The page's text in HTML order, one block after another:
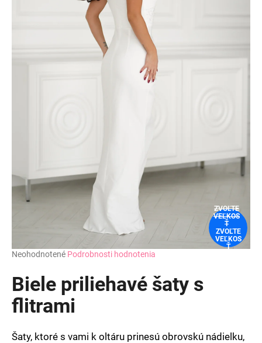
Priemerné
produktu
je
0,0
hviezdičiek.
Neohodnotené Podrobnosti hodnotenia
Biele priliehavé šaty s
flitrami
Šaty, ktoré s vami k oltáru prinesú obrovskú nádielku,
ZVOĽTE
VEĽKOS
Ť
ZVOĽTE
VEĽKOS
Ť